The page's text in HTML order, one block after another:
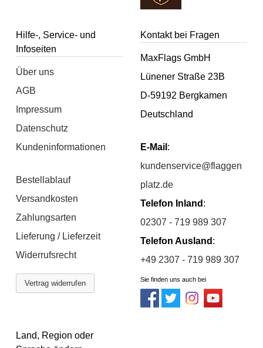
Hilfe-, Service- und
Infoseiten
Über uns
AGB
Impressum
Datenschutz
Kundeninformationen
Bestellablauf
Versandkosten
Zahlungsarten
Lieferung / Lieferzeit
Widerrufsrecht
Vertrag widerrufen
Kontakt bei Fragen
MaxFlags GmbH
Lünener Straße 23B
D-59192 Bergkamen
Deutschland
E-Mail :
kundenservice@flaggen
platz.de
Telefon Inland :
02307 - 719 989 307
Telefon Ausland :
+49 2307 - 719 989 307
Sie finden uns auch bei
Land, Region oder